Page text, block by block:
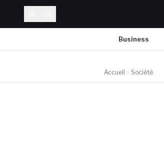
Business
Accueil Société